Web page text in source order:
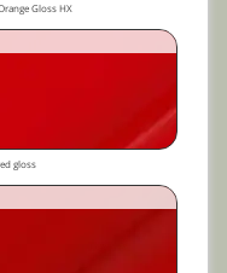
Gloss HX
gloss